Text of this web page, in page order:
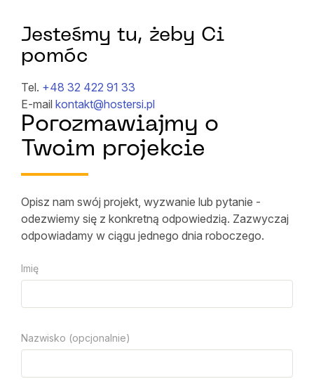
Jesteśmy tu, żeby Ci
pomóc
Tel. +48 32 422 91 33
E-mail kontakt@hostersi.pl
Porozmawiajmy o
Twoim projekcie
Opisz nam swój projekt, wyzwanie lub pytanie -
odezwiemy się z konkretną odpowiedzią. Zazwyczaj
odpowiadamy w ciągu jednego dnia roboczego.
Imię
Nazwisko (opcjonalnie)